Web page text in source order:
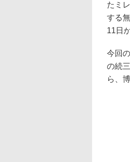
たミ
する
11日
今回
の続
ら、